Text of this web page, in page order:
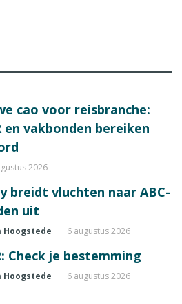
cao voor reisbranche:
en vakbonden bereiken
2026
breidt vluchten naar ABC-
uit
Hoogstede 6 augustus 2026
Check je bestemming
Hoogstede 6 augustus 2026